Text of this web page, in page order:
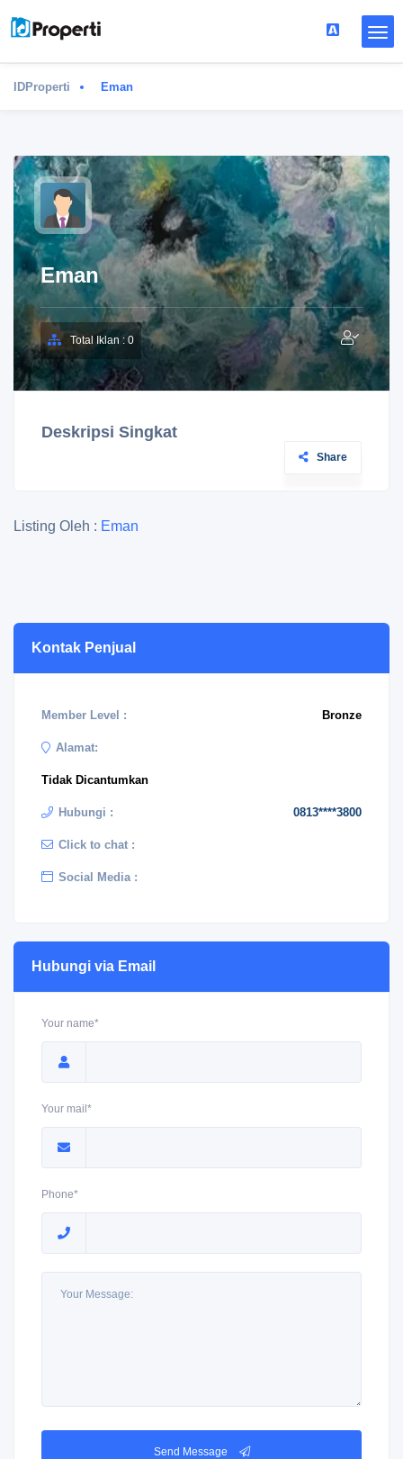
IDProperti Eman
Eman
Total Iklan : 0
Deskripsi Singkat
Share
Listing Oleh : Eman
Kontak Penjual
Member Level : Bronze
Alamat:
Tidak Dicantumkan
Hubungi : 0813****3800
Click to chat :
Social Media :
Hubungi via Email
Your name*
Your mail*
Phone*
Send Message